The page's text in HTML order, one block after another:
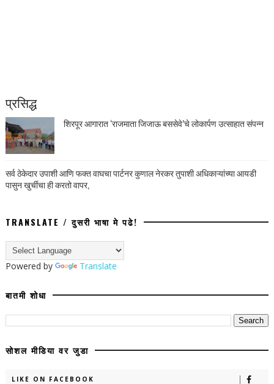
प्रसिद्ध
शिरपूर आगारात ‘राजमाता जिजाऊ बससेवे’चे लोकार्पण उत्साहात संपन्न
सर्व ठेकेदार उपाशी आणि फक्त वाघचा पार्टनर कुणाल नेरकर तुपाशी अधिकाऱ्यांच्या आयडी
पासुन खुर्चीचा ही करतो वापर,
TRANSLATE / दुसरी भाषा मे पढे!
Powered by Translate
बातमी शोधा
सोशल मीडिया वर जुडा
LIKE ON FACEBOOK